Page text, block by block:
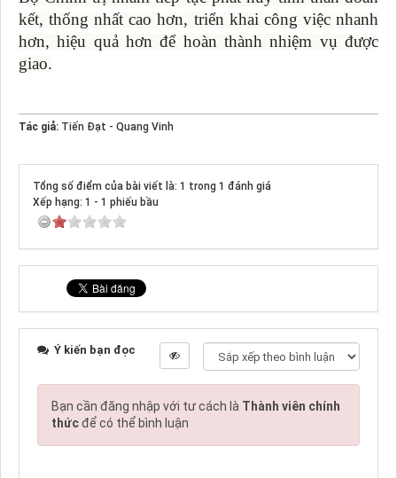
kết, thống nhất cao hơn, triển khai công việc nhanh
hơn, hiệu quả hơn để hoàn thành nhiệm vụ được
giao.
Tác giả: Tiến Đạt - Quang Vinh
Tổng số điểm của bài viết là: 1 trong 1 đánh giá
Xếp hạng: 1 - 1 phiếu bầu
Ý kiến bạn đọc
Bạn cần đăng nhập với tư cách là Thành viên chính
thứcđể có thể bình luận